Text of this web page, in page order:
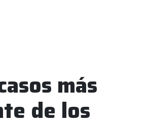
más
de los